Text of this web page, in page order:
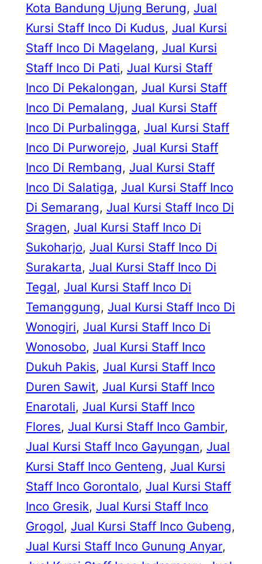
Kota Bandung Ujung Berung, Jual
Kursi Staff Inco Di Kudus, Jual Kursi
Staff Inco Di Magelang, Jual Kursi
Staff Inco Di Pati, Jual Kursi Staff
Inco Di Pekalongan, Jual Kursi Staff
Inco Di Pemalang, Jual Kursi Staff
Inco Di Purbalingga, Jual Kursi Staff
Inco Di Purworejo, Jual Kursi Staff
Inco Di Rembang, Jual Kursi Staff
Inco Di Salatiga, Jual Kursi Staff Inco
Di Semarang, Jual Kursi Staff Inco Di
Sragen, Jual Kursi Staff Inco Di
Sukoharjo, Jual Kursi Staff Inco Di
Surakarta, Jual Kursi Staff Inco Di
Tegal, Jual Kursi Staff Inco Di
Temanggung, Jual Kursi Staff Inco Di
Wonogiri, Jual Kursi Staff Inco Di
Wonosobo, Jual Kursi Staff Inco
Dukuh Pakis, Jual Kursi Staff Inco
Duren Sawit, Jual Kursi Staff Inco
Enarotali, Jual Kursi Staff Inco
Flores, Jual Kursi Staff Inco Gambir
Jual Kursi Staff Inco Gayungan, Jual
Kursi Staff Inco Genteng, Jual Kursi
Staff Inco Gorontalo, Jual Kursi Staff
Inco Gresik, Jual Kursi Staff Inco
Grogol, Jual Kursi Staff Inco Gubeng
Jual Kursi Staff Inco Gunung Anyar